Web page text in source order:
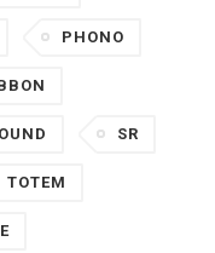
PHONO
SR
TOTEM